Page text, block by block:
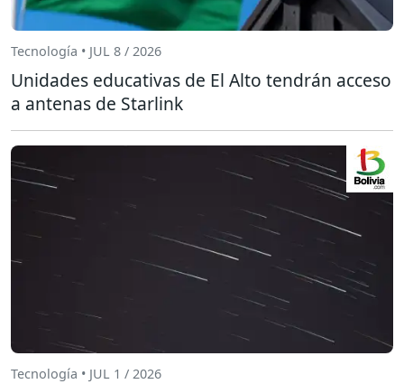
Tecnología • JUL 8 / 2026
Unidades educativas de El Alto tendrán acceso
a antenas de Starlink
Tecnología • JUL 1 / 2026